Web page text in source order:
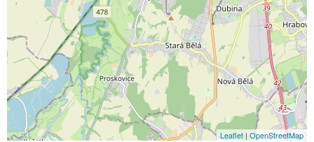
Leaflet | OpenStreetMap